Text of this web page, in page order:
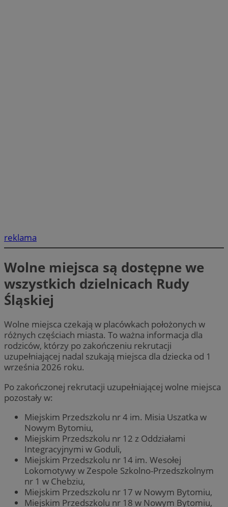
reklama
Wolne miejsca są dostępne we
wszystkich dzielnicach Rudy
Śląskiej
Wolne miejsca czekają w placówkach położonych w
różnych częściach miasta. To ważna informacja dla
rodziców, którzy po zakończeniu rekrutacji
uzupełniającej nadal szukają miejsca dla dziecka od 1
września 2026 roku.
Po zakończonej rekrutacji uzupełniającej wolne miejsca
pozostały w:
Miejskim Przedszkolu nr 4 im. Misia Uszatka w
Nowym Bytomiu,
Miejskim Przedszkolu nr 12 z Oddziałami
Integracyjnymi w Goduli,
Miejskim Przedszkolu nr 14 im. Wesołej
Lokomotywy w Zespole Szkolno-Przedszkolnym
nr 1 w Chebziu,
Miejskim Przedszkolu nr 17 w Nowym Bytomiu,
Miejskim Przedszkolu nr 18 w Nowym Bytomiu,